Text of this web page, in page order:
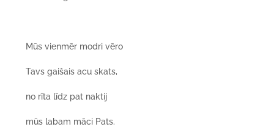
Mūs vienmēr modri vēro
Tavs gaišais acu skats,
no rīta līdz pat naktij
mūs labam māci Pats.